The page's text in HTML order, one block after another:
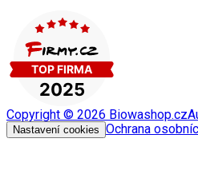
Copyright © 2026 Biowashop.cz
Nastavení cookies Ochrana